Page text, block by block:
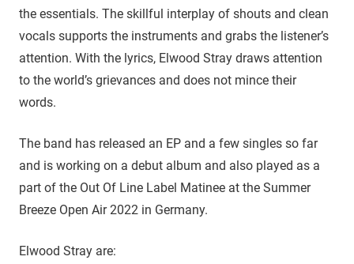
the essentials. The skillful interplay of shouts and clean
vocals supports the instruments and grabs the listener’s
attention. With the lyrics, Elwood Stray draws attention
to the world’s grievances and does not mince their
words.
The band has released an EP and a few singles so far
and is working on a debut album and also played as a
part of the Out Of Line Label Matinee at the Summer
Breeze Open Air 2022 in Germany.
Elwood Stray are: